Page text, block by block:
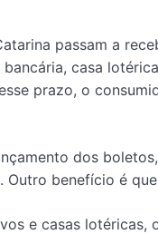
passam a
casa
prazo, o
dos
benefício é
e casas